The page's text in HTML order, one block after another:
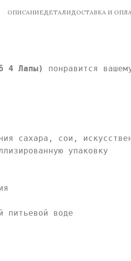
ОПИСАНИЕ ДЕТАЛИ ДОСТАВКА И
4 Лапы) понравится
сахара, сои,
упаковку
питьевой воде